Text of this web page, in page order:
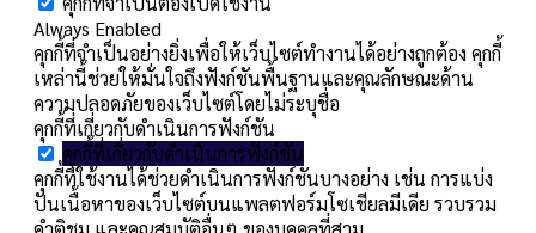
Always Enabled
คุกกี้ที่จำเป็นอย่างยิ่งเพื่อให้เว็บไซต์ทำงานได้อย่างถูกต้อง คุกกี้
เหล่านี้ช่วยให้มั่นใจถึงฟังก์ชันพื้นฐานและคุณลักษณะด้าน
ความปลอดภัยของเว็บไซต์โดยไม่ระบุชื่อ
คุกกี้ที่เกี่ยวกับดำเนินการฟังก์ชัน
คุกกี้ที่เกี่ยวกับดำเนินการฟังก์ชัน
คุกกี้ที่ใช้งานได้ช่วยดำเนินการฟังก์ชันบางอย่าง เช่น การแบ่ง
ปันเนื้อหาของเว็บไซต์บนแพลตฟอร์มโซเชียลมีเดีย รวบรวม